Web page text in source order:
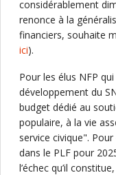
considérablement
renonce à la
financiers, souhaite
ici).
Pour les élus NFP
développement du
budget dédié au
populaire, à la vie
service civique".
dans le PLF pour
l’échec qu’il